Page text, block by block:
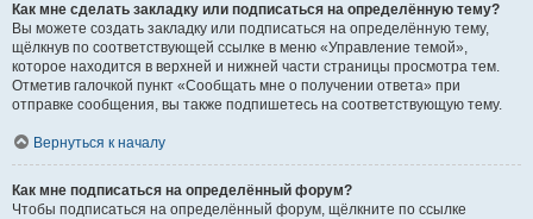
Как мне сделать закладку или подписаться на определённую тему?
Вы можете создать закладку или подписаться на определённую тему,
щёлкнув по соответствующей ссылке в меню «Управление темой»,
которое находится в верхней и нижней части страницы просмотра тем.
Отметив галочкой пункт «Сообщать мне о получении ответа» при
отправке сообщения, вы также подпишетесь на соответствующую тему.
Вернуться к началу
Как мне подписаться на определённый форум?
Чтобы подписаться на определённый форум, щёлкните по ссылке